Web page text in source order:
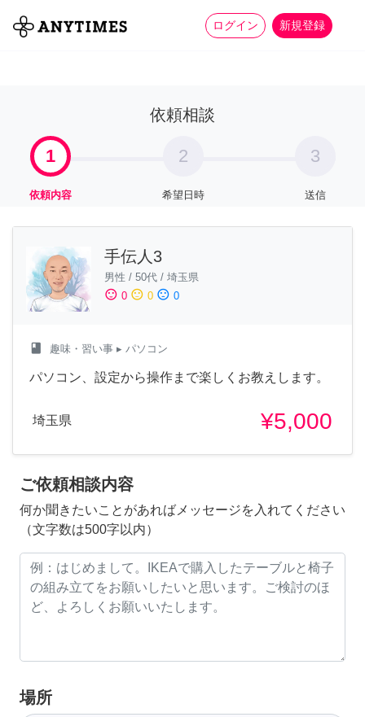
ログイン 新規登録
全て 家事 more_horiz
依頼相談
1
依頼内容
2
希望日時
3
送信
手伝人3
男性 / 50代 / 埼玉県
sentiment_satisfied 0 sentiment_neutral 0 sentiment_dissatisfied 0
class 趣味・習い事 ▸ パソコン
パソコン、設定から操作まで楽しくお教えします。
埼玉県 ¥5,000
ご依頼相談内容
何か聞きたいことがあればメッセージを入れてください
（文字数は500字以内）
場所